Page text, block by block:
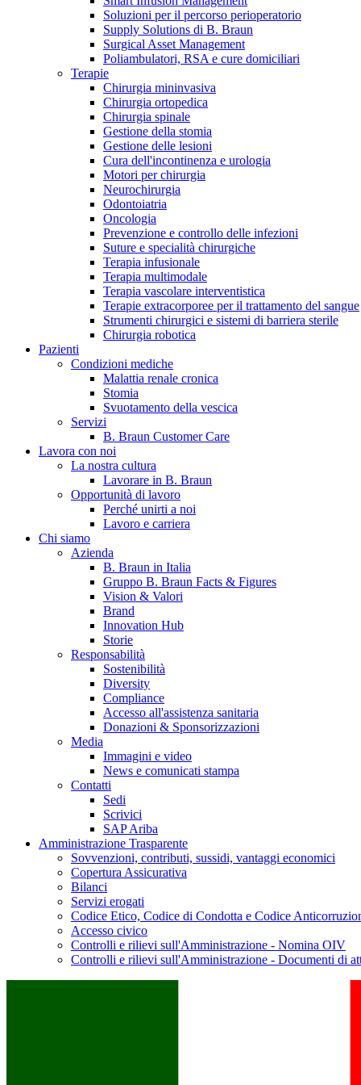
Catalogo prodotti
Trova il prodotto che stai cercando. Visita il catalogo B. Braun
Campione stomia o cateteri
Richiedi gratuitamente un campione al nostro Customer Care,
Trova la tua opportunità di lavoro!
Scopri le opportunità di carriera del Gruppo B. Braun. Visita
Contatti
Hai domande o richieste? Scrivici per entrare subito in contatto
Soluzioni per il percorso perioperatorio
Supply Solutions di B. Braun
Surgical Asset Management
Poliambulatori, RSA e cure domiciliari
Terapie
Chirurgia mininvasiva
Chirurgia ortopedica
Chirurgia spinale
Gestione della stomia
Gestione delle lesioni
Cura dell'incontinenza e urologia
Motori per chirurgia
Neurochirurgia
Odontoiatria
Oncologia
Prevenzione e controllo delle infezioni
Suture e specialità chirurgiche
Terapia infusionale
Terapia multimodale
Terapia vascolare interventistica
Terapie extracorporee per il trattamento del sangue
Strumenti chirurgici e sistemi di barriera sterile
Chirurgia robotica
Pazienti
Condizioni mediche
Malattia renale cronica
Stomia
Svuotamento della vescica
Servizi
B. Braun Customer Care
Lavora con noi
La nostra cultura
Lavorare in B. Braun
Opportunità di lavoro
Perché unirti a noi
Lavoro e carriera
Chi siamo
Azienda
B. Braun in Italia
Gruppo B. Braun Facts & Figures
Vision & Valori
Brand
Innovation Hub
Storie
Responsabilità
Sostenibilità
Diversity
Compliance
Accesso all'assistenza sanitaria
Donazioni & Sponsorizzazioni
Media
Immagini e video
News e comunicati stampa
Contatti
Sedi
Scrivici
SAP Ariba
Amministrazione Trasparente
Sovvenzioni, contributi, sussidi, vantaggi economici
Copertura Assicurativa
Bilanci
Servizi erogati
Codice Etico, Codice di Condotta e Codice
Accesso civico
Controlli e rilievi sull'Amministrazione - Nomina OIV
Controlli e rilievi sull'Amministrazione - Documenti di